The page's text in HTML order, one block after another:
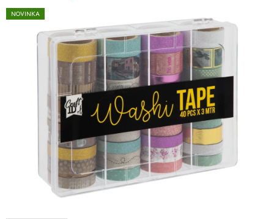
produktu
hvězdiček.
NOVINKA